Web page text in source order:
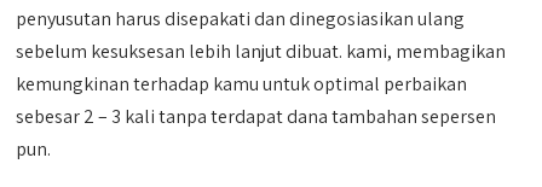
penyusutan harus disepakati dan dinegosiasikan ulang
sebelum kesuksesan lebih lanjut dibuat. kami, membagikan
kemungkinan terhadap kamu untuk optimal perbaikan
sebesar 2 – 3 kali tanpa terdapat dana tambahan sepersen
pun.